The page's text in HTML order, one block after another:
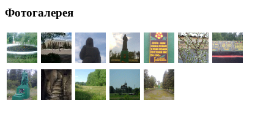
Фотогалерея